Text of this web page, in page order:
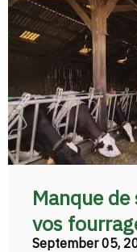
Manque
vos
September 05,